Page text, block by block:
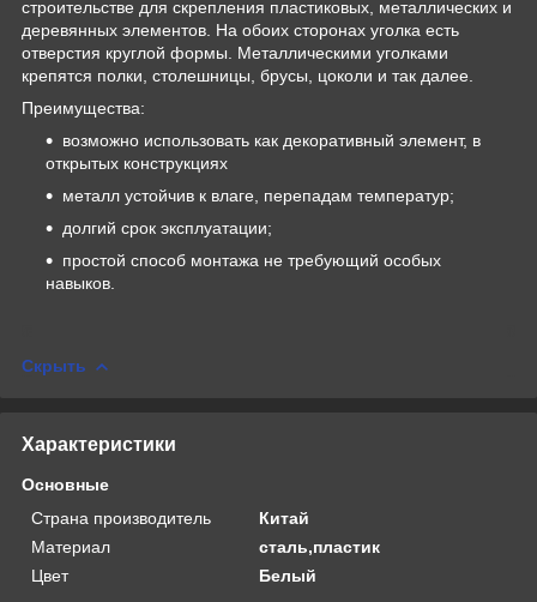
строительстве для скрепления пластиковых, металлических и
деревянных элементов. На обоих сторонах уголка есть
отверстия круглой формы. Металлическими уголками
крепятся полки, столешницы, брусы, цоколи и так далее.
Преимущества:
возможно использовать как декоративный элемент, в
открытых конструкциях
металл устойчив к влаге, перепадам температур;
долгий срок эксплуатации;
простой способ монтажа не требующий особых
навыков.
Скрыть
Характеристики
Основные
Страна производитель
Китай
Материал
сталь,пластик
Цвет
Белый